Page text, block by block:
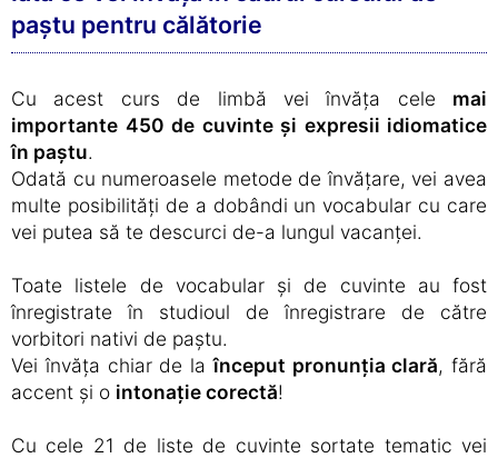
paștu pentru călătorie
Cu acest curs de limbă vei învăța cele mai
importante 450 de cuvinte și expresii idiomatice
în paștu.
Odată cu numeroasele metode de învățare, vei avea
multe posibilități de a dobândi un vocabular cu care
vei putea să te descurci de-a lungul vacanței.
Toate listele de vocabular și de cuvinte au fost
înregistrate în studioul de înregistrare de către
vorbitori nativi de paștu.
Vei învăța chiar de laînceput pronunția clară, fără
accent și o intonație corectă!
Cu cele 21 de liste de cuvinte sortate tematic vei